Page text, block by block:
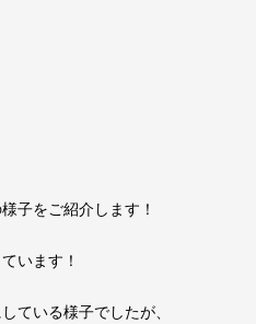
子をご紹介します！
います！
ている様子でしたが、